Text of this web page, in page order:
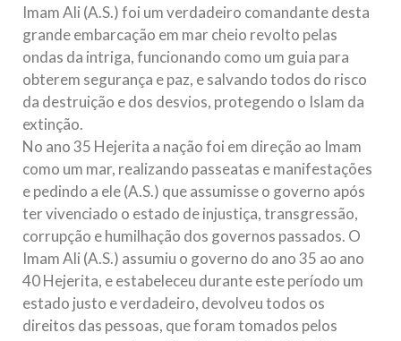
Imam Ali (A.S.) foi um verdadeiro comandante desta
grande embarcação em mar cheio revolto pelas
ondas da intriga, funcionando como um guia para
obterem segurança e paz, e salvando todos do risco
da destruição e dos desvios, protegendo o Islam da
extinção.
No ano 35 Hejerita a nação foi em direção ao Imam
como um mar, realizando passeatas e manifestações
e pedindo a ele (A.S.) que assumisse o governo após
ter vivenciado o estado de injustiça, transgressão,
corrupção e humilhação dos governos passados. O
Imam Ali (A.S.) assumiu o governo do ano 35 ao ano
40 Hejerita, e estabeleceu durante este período um
estado justo e verdadeiro, devolveu todos os
direitos das pessoas, que foram tomados pelos